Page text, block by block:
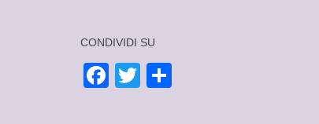
CONDIVIDI SU
Facebook
Twitter